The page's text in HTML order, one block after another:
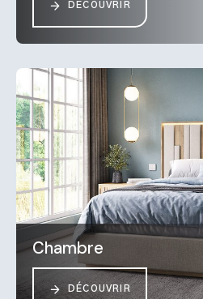
DÉCOUVRIR
Chambre
DÉCOUVRIR